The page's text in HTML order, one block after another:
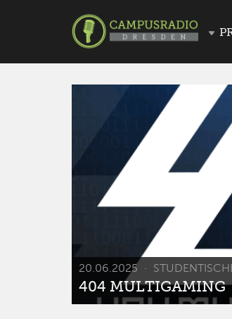
20.06.2025
404 MULTIGAMING